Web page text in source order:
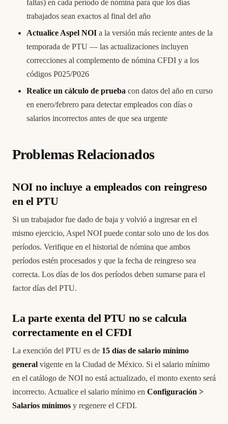
faltas) en cada período de nómina para que los días
trabajados sean exactos al final del año
Actualice Aspel NOI a la versión más reciente antes de la
temporada de PTU — las actualizaciones incluyen
correcciones al complemento de nómina CFDI y a los
códigos P025/P026
Realice un cálculo de prueba con datos del año en curso
en enero/febrero para detectar empleados con días o
salarios incorrectos antes de que sea urgente
Problemas Relacionados
NOI no incluye a empleados con reingreso
en el PTU
Si un trabajador fue dado de baja y volvió a ingresar en el
mismo ejercicio, Aspel NOI puede contar solo uno de los dos
períodos. Verifique en el historial de nómina que ambos
períodos estén procesados y que la fecha de reingreso sea
correcta. Los días de los dos períodos deben sumarse para el
factor días del PTU.
La parte exenta del PTU no se calcula
correctamente en el CFDI
La exención del PTU es de 15 días de salario mínimo
general vigente en la Ciudad de México. Si el salario mínimo
en el catálogo de NOI no está actualizado, el monto exento será
incorrecto. Actualice el salario mínimo en Configuración >
Salarios mínimos y regenere el CFDI.